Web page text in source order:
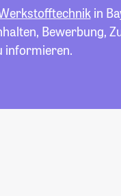
in
Bewerbung,
informieren.